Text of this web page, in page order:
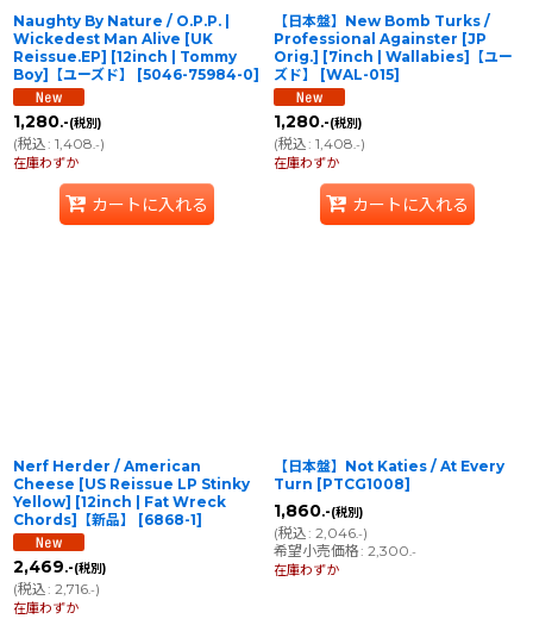
Naughty By Nature / O.P.P. |
Wickedest Man Alive [UK
Reissue.EP] [12inch | Tommy
Boy]【ユーズド】
[5046-75984-0]
1,280.-(税別)
(税込: 1,408.-)
在庫わずか
カートに入れる
【日本盤】New Bomb Turks /
Professional Againster [JP
Orig.] [7inch | Wallabies]【ユー
ズド】
[WAL-015]
1,280.-(税別)
(税込: 1,408.-)
在庫わずか
カートに入れる
Nerf Herder / American
Cheese [US Reissue LP Stinky
Yellow] [12inch | Fat Wreck
Chords]【新品】
[6868-1]
2,469.-(税別)
(税込: 2,716.-)
在庫わずか
【日本盤】Not Katies / At Every
Turn [PTCG1008]
1,860.-(税別)
(税込: 2,046.-)
希望小売価格: 2,300.-
在庫わずか